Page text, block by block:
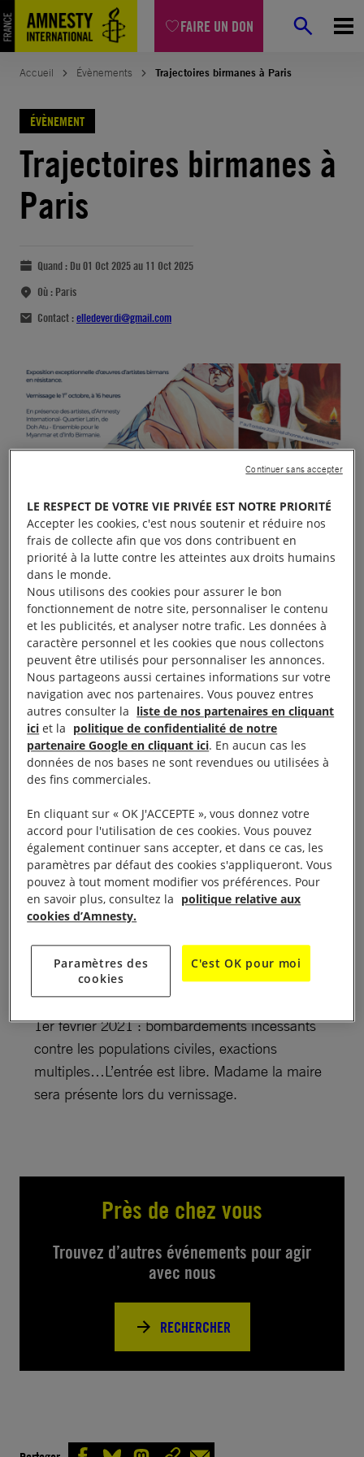
FAIRE UN DON
Accueil Évènements Trajectoires birmanes à Paris
ÉVÈNEMENT
Trajectoires birmanes à
Paris
Quand : Du 01 Oct 2025 au 11 Oct 2025
Où : Paris
Contact :elledeverdi@gmail.com
Trajectoires birmanes, L’Art en résistance
h à 12 h 30, le vernissage aura lieu le 1er octobre à
16 h à la Mairie du 5ème arrondissement, place du
Panthéon 75005 Paris
Six artistes birmans réfugiés en France reconnus
tableaux dans le hall d’honneur de la mairie. C’est
l’occasion de rappeler la situation catastrophique
en Birmanie depuis le coup d’État de la junte le
1er février 2021 : bombardements incessants
contre les populations civiles, exactions
multiples…L’entrée est libre. Madame la maire
sera présente lors du vernissage.
Près de chez vous
Trouvez d’autres événements pour agir
avec nous
RECHERCHER
LE RESPECT DE VOTRE VIE PRIVÉE EST NOTRE PRIORITÉ
Accepter les cookies, c'est nous soutenir et réduire nos
frais de collecte afin que vos dons contribuent en
priorité à la lutte contre les atteintes aux droits humains
dans le monde.
Nous utilisons des cookies pour assurer le bon
fonctionnement de notre site, personnaliser le contenu
et les publicités, et analyser notre trafic. Les données à
caractère personnel et les cookies que nous collectons
peuvent être utilisés pour personnaliser les annonces.
Nous partageons aussi certaines informations sur votre
navigation avec nos partenaires. Vous pouvez entres
autres consulter la liste de nos partenaires en cliquant
ici et la politique de confidentialité de notre
partenaire Google en cliquant ici. En aucun cas les
données de nos bases ne sont revendues ou utilisées à
des fins commerciales.
En cliquant sur « OK J'ACCEPTE », vous donnez votre
accord pour l'utilisation de ces cookies. Vous pouvez
également continuer sans accepter, et dans ce cas, les
paramètres par défaut des cookies s'appliqueront. Vous
pouvez à tout moment modifier vos préférences. Pour
en savoir plus, consultez la politique relative aux
cookies d’Amnesty.
Paramètres des
cookies
C'est OK pour moi
Continuer sans accepter